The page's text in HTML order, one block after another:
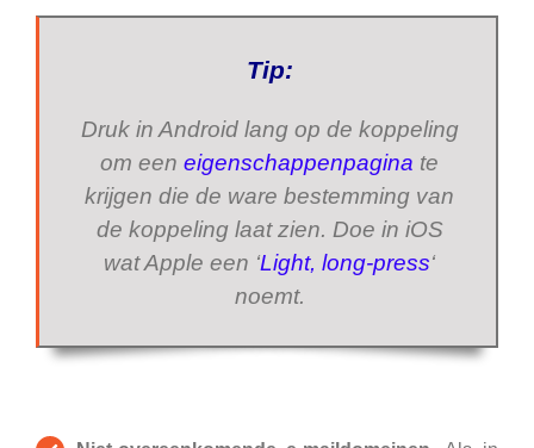
Tip:
Druk in Android lang op de koppeling
om een eigenschappenpagina te
krijgen die de ware bestemming van
de koppeling laat zien. Doe in iOS
wat Apple een ‘Light, long-press‘
noemt.